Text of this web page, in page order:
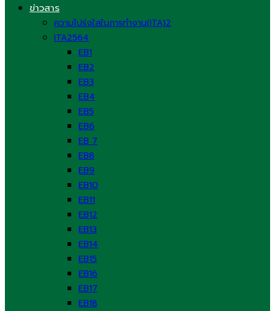
ข่าวสาร
ความโปร่งใสในการทำงาน(ITA)2
ITA2564
EB1
EB2
EB3
EB4
EB5
EB6
EB 7
EB8
EB9
EB10
EB11
EB12
EB13
EB14
EB15
EB16
EB17
EB18